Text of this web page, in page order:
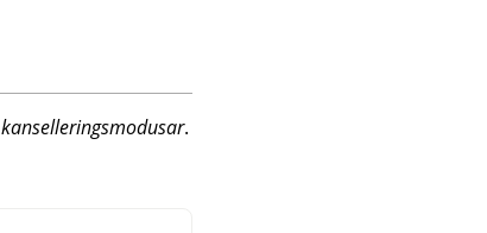
kanselleringsmodusar.